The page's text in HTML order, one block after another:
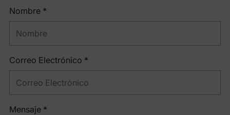
Nombre *
Correo Electrónico *
Mensaje *